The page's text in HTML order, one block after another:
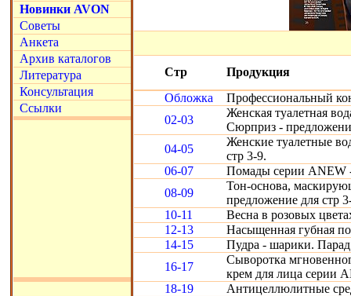
Новинки AVON
Советы
Анкета
Архив каталогов
Литература
Консультация
Ссылки
Стр
Продукция
Обложка
Профессиональный
02-03
Женская туалетная
Сюрприз -
04-05
Женские туалетные
стр 3-9.
06-07
Помады серии ANEW
08-09
Тон-основа,
предложение для стр
10-11
Весна в розовых
12-13
Насыщенная губная
14-15
Пудра - шарики.
16-17
Сыворотка
крем для лица серии
18-19
Антицеллюлитные